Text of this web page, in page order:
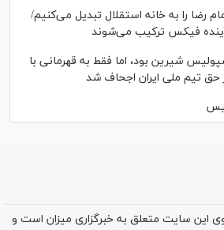
رضا را به خانه استقلال تبدیل می‌کنیم/
شیرین بود، اما فقط به قهرمانی با
حق تیم ملی ایران اجحاف شد
این سایت متعلق به خبرگزاری میزان است و